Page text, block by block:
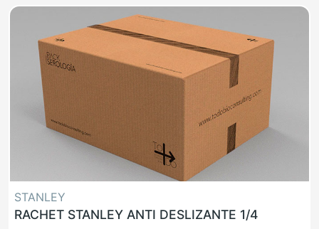
STANLEY
RACHET STANLEY ANTI DESLIZANTE 1/4